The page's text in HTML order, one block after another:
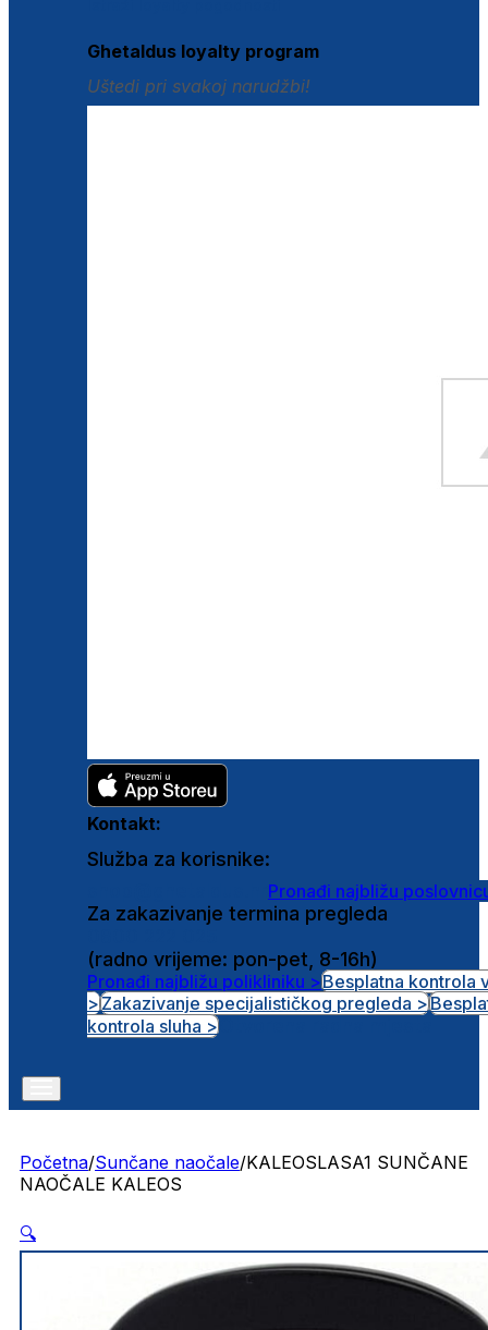
Ghetaldus loyalty program
Uštedi pri svakoj narudžbi!
Kontakt:
Služba za korisnike:
Pronađi najbližu
Za zakazivanje termina pregleda
(radno vrijeme: pon-pet, 8-16h)
Pronađi najbližu polikliniku >Besplatna kontrola
>Zakazivanje specijalističkog pregleda >
kontrola sluha >
Početna/Sunčane naočale/KALEOSLASA1 SUNČANE
NAOČALE KALEOS
🔍